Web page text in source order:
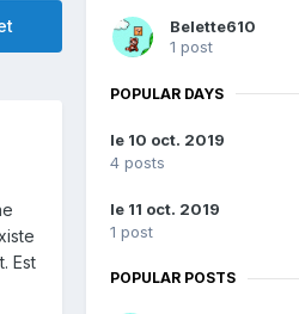
Est
Belette610
1 post
POPULAR DAYS
le 10 oct. 2019
4 posts
le 11 oct. 2019
1 post
POPULAR POSTS